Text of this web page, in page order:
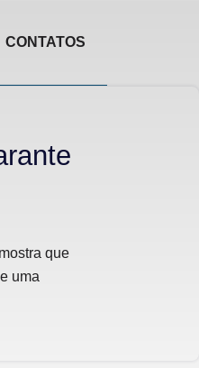
CONTATOS
que
uma